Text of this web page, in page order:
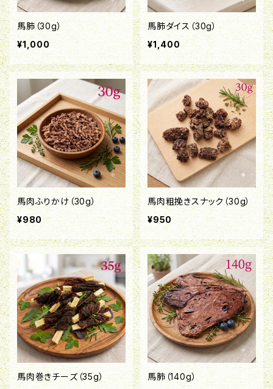
馬肺（30g）
¥1,000
馬肺ダイス（30g）
¥1,400
馬肉ふりかけ（30g）
¥980
馬肉粗挽きスナック（30g）
¥950
馬肉巻きチーズ（35g）
馬肺（140g）